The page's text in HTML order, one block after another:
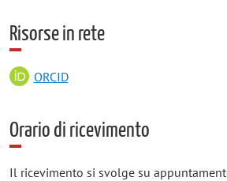
Risorse in rete
ORCID
Orario di ricevimento
Il ricevimento si svolge su